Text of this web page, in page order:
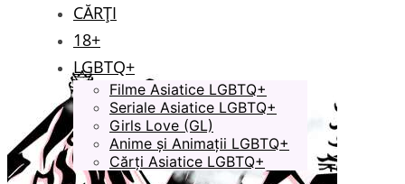
CĂRȚI
18+
LGBTQ+
Filme Asiatice LGBTQ+
Seriale Asiatice LGBTQ+
Girls Love (GL)
Anime și Animații LGBTQ+
Cărți Asiatice LGBTQ+